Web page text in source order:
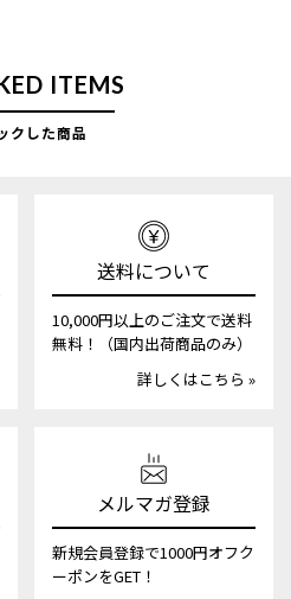
ITEMS
クした商品
送料について
10,000円以上のご注文で送料
無料！（国内出荷商品のみ）
詳しくはこちら »
メルマガ登録
新規会員登録で1000円オフク
ーポンをGET！